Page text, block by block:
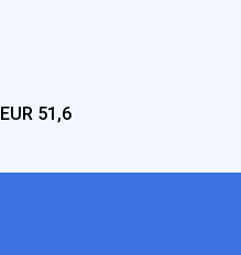
EUR 51,6